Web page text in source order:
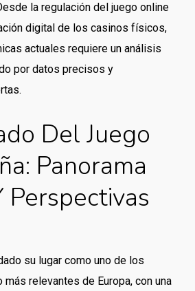
la regulación del juego online
digital de los casinos físicos,
actuales requiere un análisis
por datos precisos y
Del Juego
Panorama
Perspectivas
su lugar como uno de los
relevantes de Europa, con una